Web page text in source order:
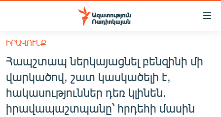
Մատչելիության
հիմնական
բովանդակությանը
Անցնել
հիմնական
մենյուին
Որոնում
ՀԱՅԱՍՏԱՆ
ՔԱՂԱՔԱԿԱՆ
ԸՆՏՐՈՒԹՅՈՒՆՆԵՐ 2026
ԻՐԱՎՈՒՆՔ
Հապշտապ ներկայացնել բենզինի մի
վարկածով, շատ կասկածելի է,
հակասություններ դեռ կլինեն.
իրավապաշտպանը՝ հրդեհի մասին